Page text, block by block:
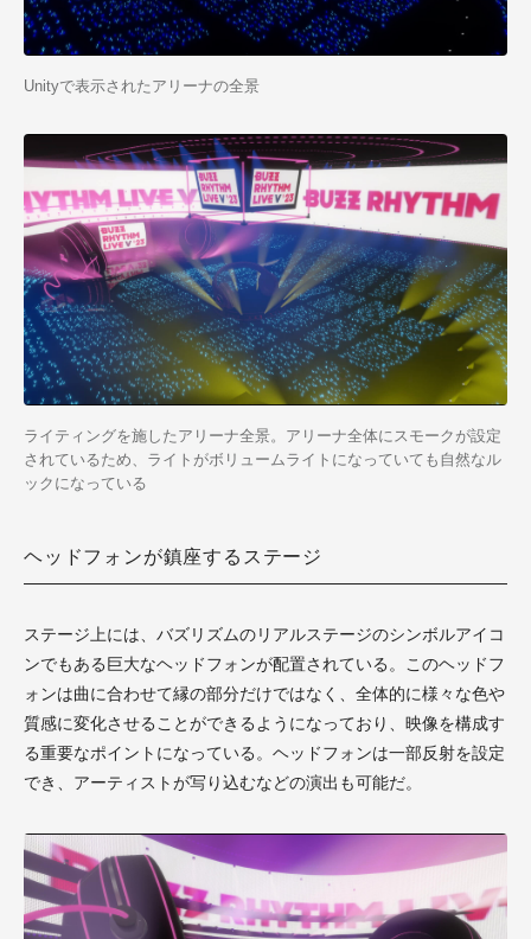
Unityで表示されたアリーナの全景
ライティングを施したアリーナ全景。アリーナ全体にスモークが設定
されているため、ライトがボリュームライトになっていても自然なル
ックになっている
ヘッドフォンが鎮座するステージ
ステージ上には、バズリズムのリアルステージのシンボルアイコ
ンでもある巨大なヘッドフォンが配置されている。このヘッドフ
ォンは曲に合わせて縁の部分だけではなく、全体的に様々な色や
質感に変化させることができるようになっており、映像を構成す
る重要なポイントになっている。ヘッドフォンは一部反射を設定
でき、アーティストが写り込むなどの演出も可能だ。